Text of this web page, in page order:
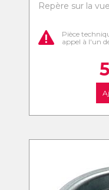
Repère sur la
Pièce
appel à l'un